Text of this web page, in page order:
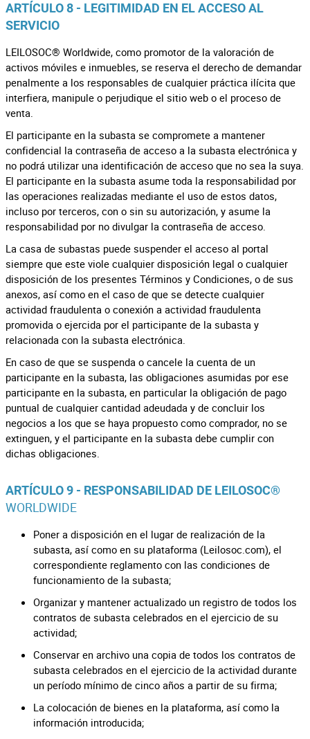
ARTÍCULO 8 - LEGITIMIDAD EN EL ACCESO AL
SERVICIO
LEILOSOC® Worldwide, como promotor de la valoración de
activos móviles e inmuebles, se reserva el derecho de demandar
penalmente a los responsables de cualquier práctica ilícita que
interfiera, manipule o perjudique el sitio web o el proceso de
venta.
El participante en la subasta se compromete a mantener
confidencial la contraseña de acceso a la subasta electrónica y
no podrá utilizar una identificación de acceso que no sea la suya.
El participante en la subasta asume toda la responsabilidad por
las operaciones realizadas mediante el uso de estos datos,
incluso por terceros, con o sin su autorización, y asume la
responsabilidad por no divulgar la contraseña de acceso.
La casa de subastas puede suspender el acceso al portal
siempre que este viole cualquier disposición legal o cualquier
disposición de los presentes Términos y Condiciones, o de sus
anexos, así como en el caso de que se detecte cualquier
actividad fraudulenta o conexión a actividad fraudulenta
promovida o ejercida por el participante de la subasta y
relacionada con la subasta electrónica.
En caso de que se suspenda o cancele la cuenta de un
participante en la subasta, las obligaciones asumidas por ese
participante en la subasta, en particular la obligación de pago
puntual de cualquier cantidad adeudada y de concluir los
negocios a los que se haya propuesto como comprador, no se
extinguen, y el participante en la subasta debe cumplir con
dichas obligaciones.
ARTÍCULO 9 - RESPONSABILIDAD DE LEILOSOC®
WORLDWIDE
Poner a disposición en el lugar de realización de la
subasta, así como en su plataforma (Leilosoc.com), el
correspondiente reglamento con las condiciones de
funcionamiento de la subasta;
Organizar y mantener actualizado un registro de todos los
contratos de subasta celebrados en el ejercicio de su
actividad;
Conservar en archivo una copia de todos los contratos de
subasta celebrados en el ejercicio de la actividad durante
un período mínimo de cinco años a partir de su firma;
La colocación de bienes en la plataforma, así como la
información introducida;